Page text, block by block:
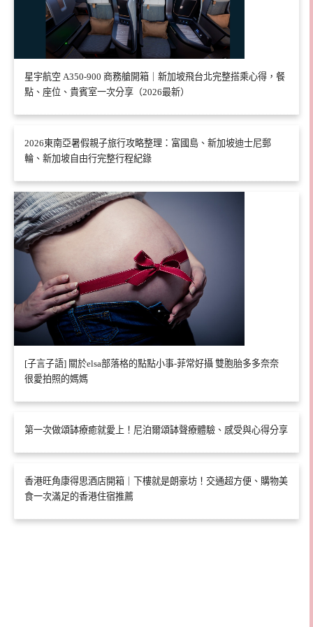
星宇航空 A350-900 商務艙開箱｜新加坡飛台北完整搭乘心得，餐
點、座位、貴賓室一次分享（2026最新）
2026東南亞暑假親子旅行攻略整理：富國島、新加坡迪士尼郵
輪、新加坡自由行完整行程紀錄
[子言子語] 關於elsa部落格的點點小事-菲常好攝 雙胞胎多多奈奈
很愛拍照的媽媽
第一次做頌缽療癒就愛上！尼泊爾頌缽聲療體驗、感受與心得分享
香港旺角康得思酒店開箱｜下樓就是朗豪坊！交通超方便、購物美
食一次滿足的香港住宿推薦